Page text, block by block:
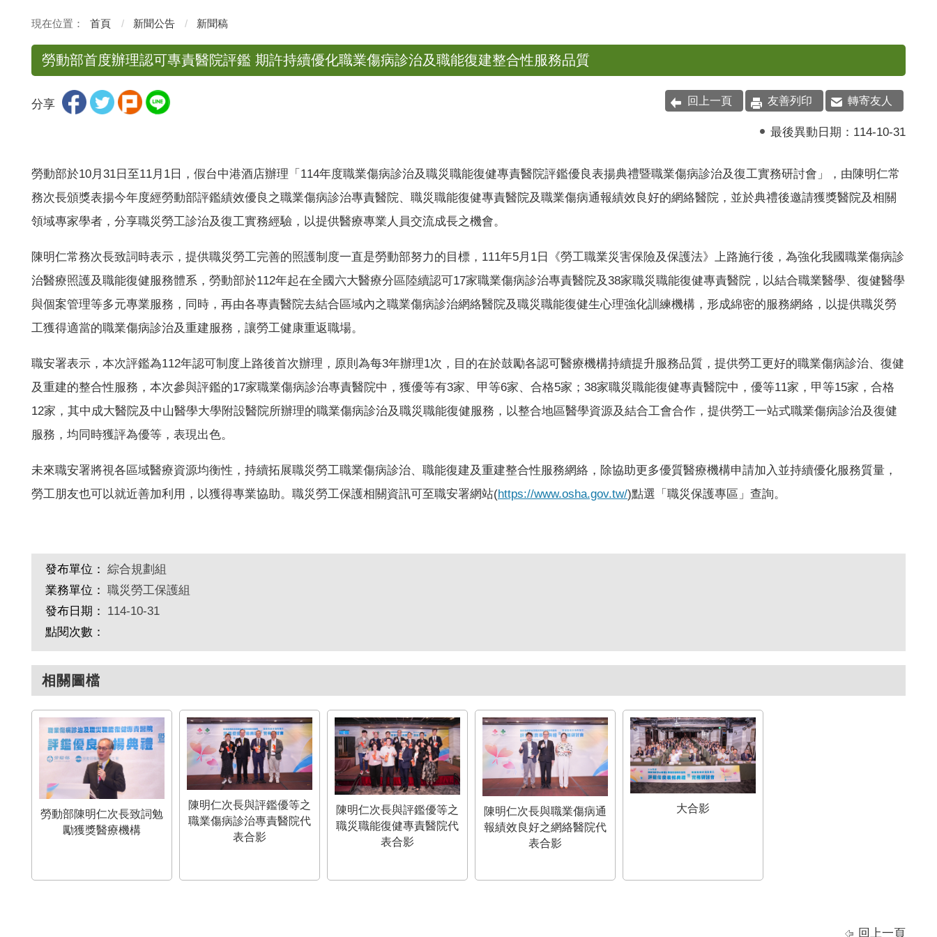
首頁 新聞公告 新聞稿
勞動部首度辦理認可專責醫院評鑑 期許持續優化職業傷病診治及職能復建整合性服務品質
分享 回上一頁 友善列印 轉寄友人
最後異動日期： 114-10-31
勞動部於10月31日至11月1日，假台中港酒店辦理「114年度職業傷病診治及職災職能復健專責醫院評鑑優良表揚典禮暨職業傷病診治及復工實務研討會」，由陳明仁常
務次長頒獎表揚今年度經勞動部評鑑績效優良之職業傷病診治專責醫院、職災職能復健專責醫院及職業傷病通報績效良好的網絡醫院，並於典禮後邀請獲獎醫院及相關
領域專家學者，分享職災勞工診治及復工實務經驗，以提供醫療專業人員交流成長之機會。
陳明仁常務次長致詞時表示，提供職災勞工完善的照護制度一直是勞動部努力的目標，111年5月1日《勞工職業災害保險及保護法》上路施行後，為強化我國職業傷病診
治醫療照護及職能復健服務體系，勞動部於112年起在全國六大醫療分區陸續認可17家職業傷病診治專責醫院及38家職災職能復健專責醫院，以結合職業醫學、復健醫學
與個案管理等多元專業服務，同時，再由各專責醫院去結合區域內之職業傷病診治網絡醫院及職災職能復健生心理強化訓練機構，形成綿密的服務網絡，以提供職災勞
工獲得適當的職業傷病診治及重建服務，讓勞工健康重返職場。
職安署表示，本次評鑑為112年認可制度上路後首次辦理，原則為每3年辦理1次，目的在於鼓勵各認可醫療機構持續提升服務品質，提供勞工更好的職業傷病診治、復健
及重建的整合性服務，本次參與評鑑的17家職業傷病診治專責醫院中，獲優等有3家、甲等6家、合格5家；38家職災職能復健專責醫院中，優等11家，甲等15家，合格
12家，其中成大醫院及中山醫學大學附設醫院所辦理的職業傷病診治及職災職能復健服務，以整合地區醫學資源及結合工會合作，提供勞工一站式職業傷病診治及復健
服務，均同時獲評為優等，表現出色。
未來職安署將視各區域醫療資源均衡性，持續拓展職災勞工職業傷病診治、職能復建及重建整合性服務網絡，除協助更多優質醫療機構申請加入並持續優化服務質量，
勞工朋友也可以就近善加利用，以獲得專業協助。職災勞工保護相關資訊可至職安署網站(https://www.osha.gov.tw/)點選「職災保護專區」查詢。
發布單位： 綜合規劃組
業務單位： 職災勞工保護組
發布日期：
114-10-31
點閱次數：
相關圖檔
勞動部陳明仁次長致詞勉
勵獲獎醫療機構
陳明仁次長與評鑑優等之
職業傷病診治專責醫院代
表合影
陳明仁次長與評鑑優等之
職災職能復健專責醫院代
表合影
陳明仁次長與職業傷病通
報績效良好之網絡醫院代
表合影
大合影
回上一頁